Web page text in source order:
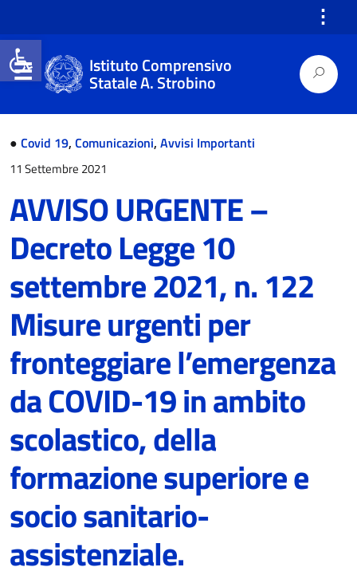
Open toolbar
⋮
Istituto Comprensivo
Statale A. Strobino
● Covid 19, Comunicazioni, Avvisi Importanti
11 Settembre 2021
AVVISO URGENTE –
Decreto Legge 10
settembre 2021, n. 122
Misure urgenti per
fronteggiare l’emergenza
da COVID-19 in ambito
scolastico, della
formazione superiore e
socio sanitario-
assistenziale.